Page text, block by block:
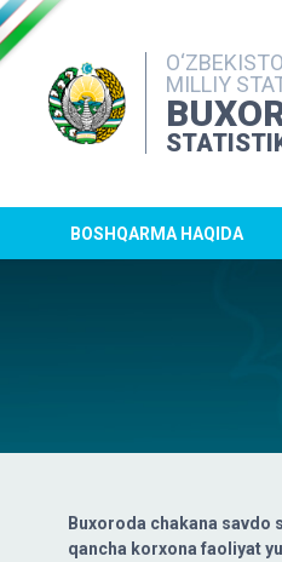
MILLIY
BOSHQARMA HAQIDA
Buxoroda chakana savdo
qancha korxona faoliyat